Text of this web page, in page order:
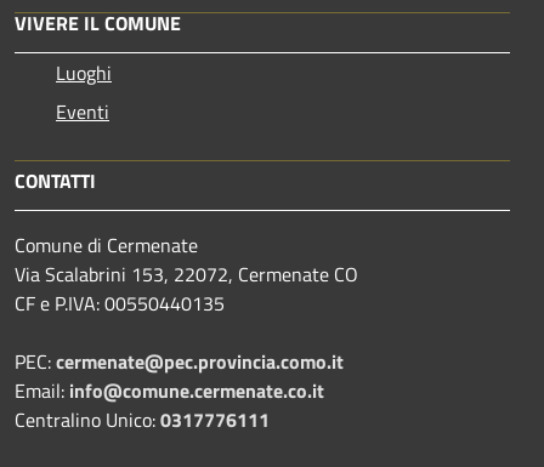
VIVERE IL COMUNE
Luoghi
Eventi
CONTATTI
Comune di Cermenate
Via Scalabrini 153, 22072, Cermenate CO
CF e P.IVA: 00550440135
PEC:cermenate@pec.provincia.como.it
Email: info@comune.cermenate.co.it
Centralino Unico:0317776111